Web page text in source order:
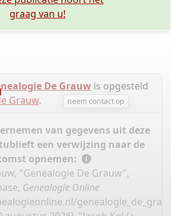
graag van u!
De Grauw is opgesteld
Grauw. neem contact op
van gegevens uit deze
een verwijzing naar de
opnemen:
"Genealogie De Grauw",
Genealogie Online